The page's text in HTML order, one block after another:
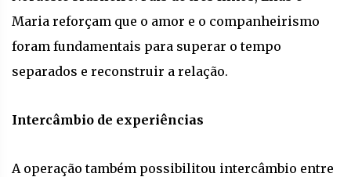
Maria reforçam que o amor e o companheirismo
foram fundamentais para superar o tempo
separados e reconstruir a relação.
Intercâmbio de experiências
A operação também possibilitou intercâmbio entre